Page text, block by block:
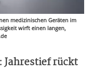
medizinischen Geräten im
wirft einen langen,
Jahrestief rückt